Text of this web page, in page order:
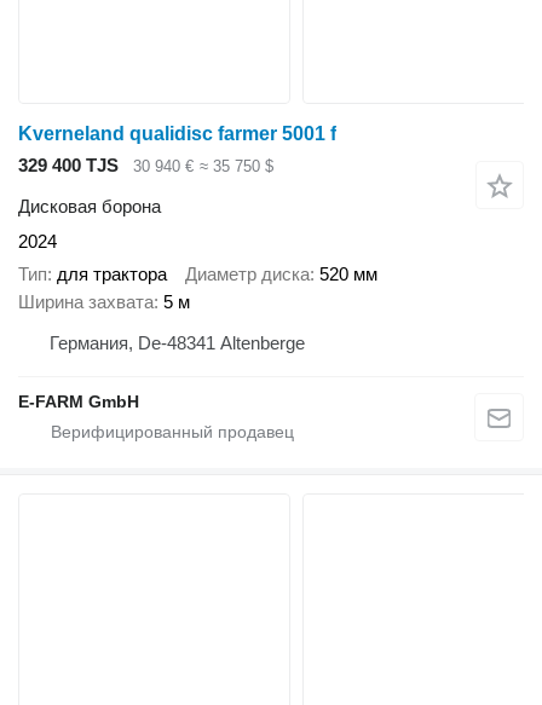
Kverneland qualidisc farmer 5001 f
329 400 TJS
30 940 € ≈ 35 750 $
Дисковая борона
2024
Тип для трактора Диаметр диска 520 мм
Ширина захвата 5 м
Германия, De-48341 Altenberge
E-FARM GmbH